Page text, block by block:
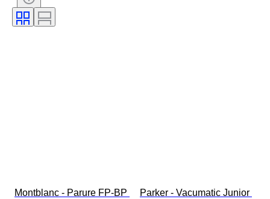
Montblanc - Parure FP-BP
Parker - Vacumatic Junior